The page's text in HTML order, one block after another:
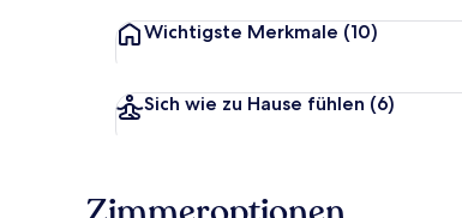
Wichtigste Merkmale (10)
Sich wie zu Hause fühlen (6)